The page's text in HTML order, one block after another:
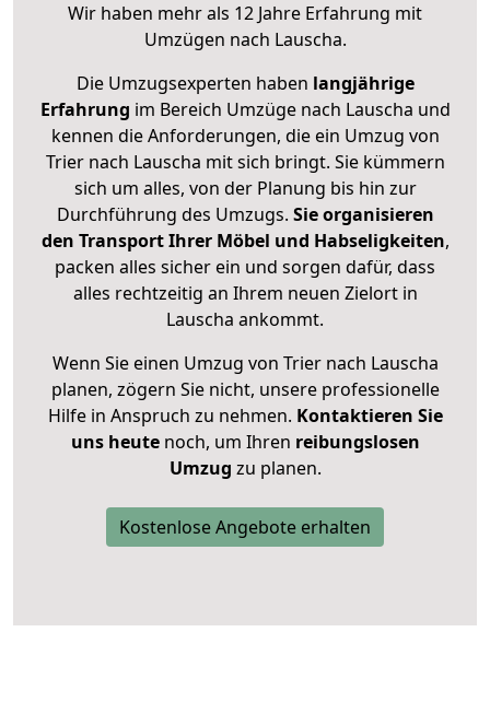
Wir haben mehr als 12 Jahre Erfahrung mit
Umzügen nach Lauscha.
Die Umzugsexperten haben langjährige
Erfahrung im Bereich Umzüge nach Lauscha und
kennen die Anforderungen, die ein Umzug von
Trier nach Lauscha mit sich bringt. Sie kümmern
sich um alles, von der Planung bis hin zur
Durchführung des Umzugs. Sie organisieren
den Transport Ihrer Möbel und Habseligkeiten,
packen alles sicher ein und sorgen dafür, dass
alles rechtzeitig an Ihrem neuen Zielort in
Lauscha ankommt.
Wenn Sie einen Umzug von Trier nach Lauscha
planen, zögern Sie nicht, unsere professionelle
Hilfe in Anspruch zu nehmen. Kontaktieren Sie
uns heutenoch, um Ihren reibungslosen
Umzug zu planen.
Kostenlose Angebote erhalten